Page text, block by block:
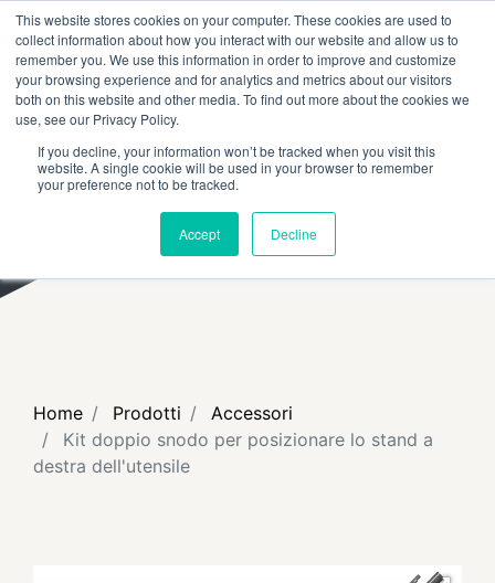
This website stores cookies on your computer. These cookies are used to
collect information about how you interact with our website and allow us to
remember you. We use this information in order to improve and customize
your browsing experience and for analytics and metrics about our visitors
both on this website and other media. To find out more about the cookies we
use, see our Privacy Policy.
If you decline, your information won’t be tracked when you visit this
website. A single cookie will be used in your browser to remember
your preference not to be tracked.
Accept Decline
RICERCA FAQ RIVENDITORI
Home Prodotti
Accessori
Kit doppio snodo per posizionare lo stand a
destra dell'utensile